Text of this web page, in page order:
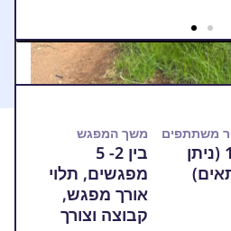
משתתפים
כ 15 (ניתן
משך המפגש
בין 2- 5
מפגשים, תלוי
אורך מפגש,
קבוצה וצורך